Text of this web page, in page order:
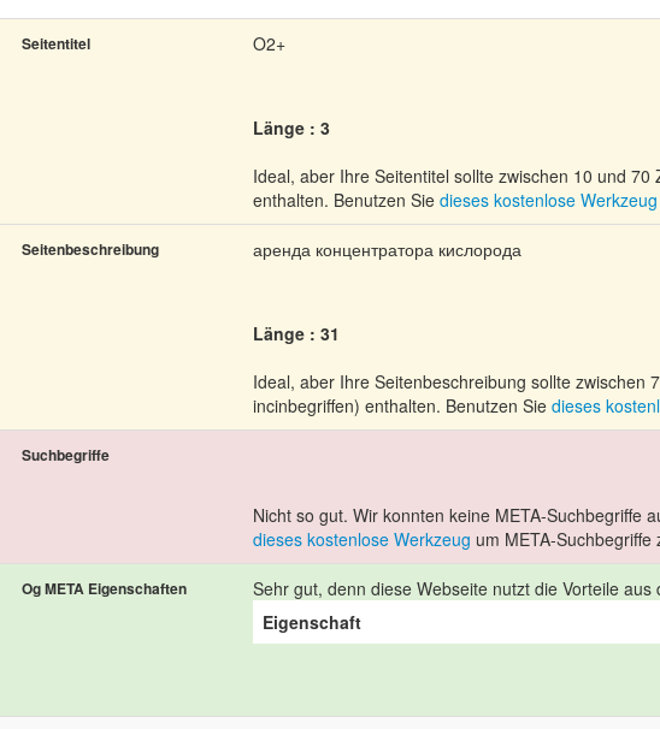
Seitentitel O2+
Länge : 3
Ideal, aber Ihre Seitentitel sollte zwischen 10 und
enthalten. Benutzen Sie dieses kostenlose Werkzeug
Seitenbeschreibung аренда концентратора кислорода
Länge : 31
Ideal, aber Ihre Seitenbeschreibung sollte zwischen
incinbegriffen) enthalten. Benutzen Sie dieses
Suchbegriffe
Nicht so gut. Wir konnten keine META-Suchbegriffe
dieses kostenlose Werkzeug um META-Suchbegriffe
Og META Eigenschaften
Sehr gut, denn diese Webseite nutzt die Vorteile aus
Eigenschaft